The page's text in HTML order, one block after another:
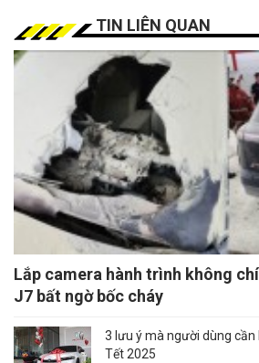
TIN LIÊN QUAN
Lắp camera hành trình không
J7 bất ngờ bốc cháy
3 lưu ý mà người dùng
Tết 2025